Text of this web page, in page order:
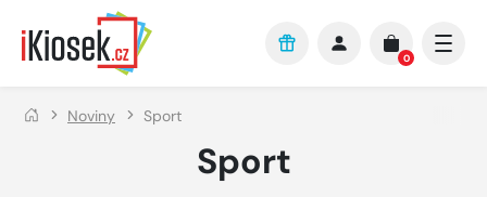
Přejít na hlavní obsah
0
Noviny Sport
Sport